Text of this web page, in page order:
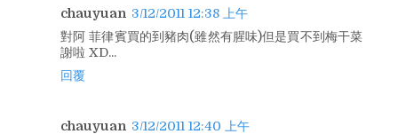
chauyuan 3/12/2011 12:38 上午
對阿 菲律賓買的到豬肉(雖然有腥味)但是買不到梅干菜
謝啦 XD...
回覆
chauyuan 3/12/2011 12:40 上午